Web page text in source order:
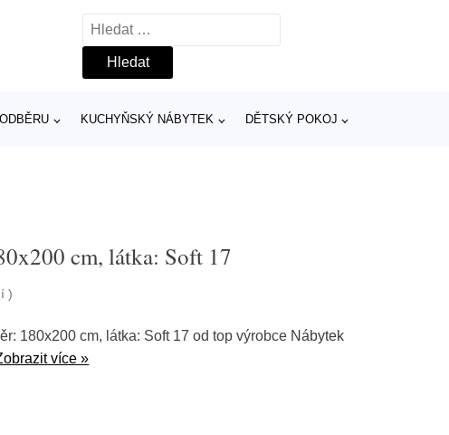
Vyhledávání
KUCHYŇSKÝ NÁBYTEK DĚTSKÝ POKOJ
cm, látka: Soft 17
)
180x200 cm, látka: Soft 17 od top výrobce Nábytek
více »